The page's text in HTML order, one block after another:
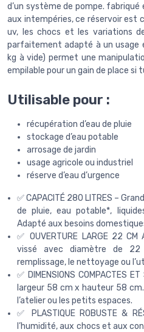
d’un système de pompe.
aux intempéries, ce réservoir est
uv, les chocs et les variations
parfaitement adapté à un usage
kg à vide) permet une
empilable pour un gain de place si
Utilisable pour :
récupération d’eau de pluie
stockage d’eau potable
arrosage de jardin
usage agricole ou industriel
réserve d’eau d’urgence
✅ CAPACITÉ 280 LITRES –
de pluie, eau potable*,
Adapté aux besoins
✅ OUVERTURE LARGE 22 CM
vissé avec diamètre de
remplissage, le nettoyage ou
✅ DIMENSIONS COMPACTES
largeur 58 cm x hauteur 58
l’atelier ou les petits espaces.
✅ PLASTIQUE ROBUSTE &
l’humidité, aux chocs et aux